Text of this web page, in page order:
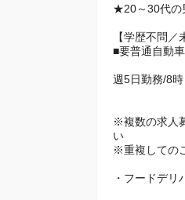
★20～30代の
【学歴不問／
■要普通自動
週5日勤務/8
※複数の求人
い
※重複しての
・フードデ